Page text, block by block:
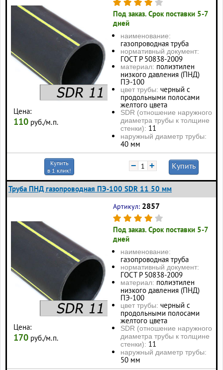
Цена:
110 руб./м.п.
Под заказ. Срок поставки 5-7
дней
наименование:
газопроводная труба
нормативный документ:
ГОСТ Р 50838-2009
материал: полиэтилен
низкого давления (ПНД)
ПЭ-100
цвет трубы: черный с
продольными полосами
желтого цвета
SDR (отношение наружного
диаметра трубы к толщине
стенки): 11
наружный диаметр трубы:
40 мм
Купить
в 1 клик!
− + Купить
Труба ПНД газопроводная ПЭ-100 SDR 11 50 мм
Цена:
170 руб./м.п.
Артикул: 2857
Под заказ. Срок поставки 5-7
дней
наименование:
газопроводная труба
нормативный документ:
ГОСТ Р 50838-2009
материал: полиэтилен
низкого давления (ПНД)
ПЭ-100
цвет трубы: черный с
продольными полосами
желтого цвета
SDR (отношение наружного
диаметра трубы к толщине
стенки): 11
наружный диаметр трубы:
50 мм